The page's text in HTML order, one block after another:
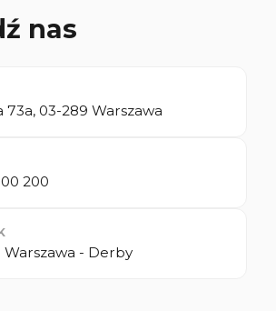
nas
73a, 03-289 Warszawa
200
Warszawa - Derby